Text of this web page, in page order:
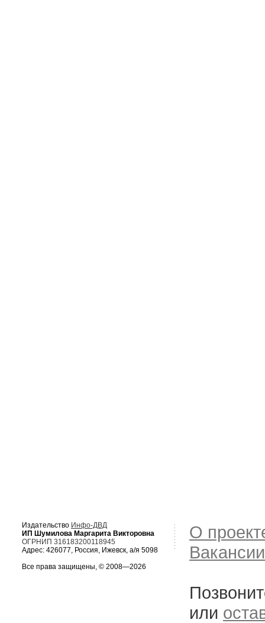
Издательство Инфо-ДВД
ИП Шумилова Маргарита Викторовна
ОГРНИП 316183200118945
Адрес: 426077, Россия, Ижевск, а/я 5098
Все права защищены, © 2008—2026
О
Вакансии
или